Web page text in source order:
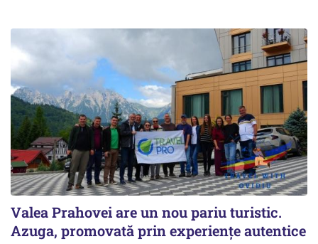
Valea Prahovei are un nou pariu turistic.
Azuga, promovată prin experiențe autentice